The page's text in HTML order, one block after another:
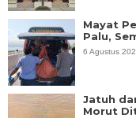
Mayat
Palu,
6 Agustus
Jatuh
Morut